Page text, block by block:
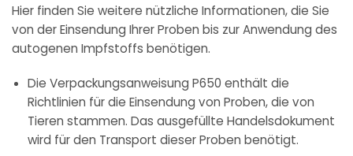
Hier finden Sie weitere nützliche Informationen, die Sie
von der Einsendung Ihrer Proben bis zur Anwendung des
autogenen Impfstoffs benötigen.
Die Verpackungsanweisung P650 enthält die
Richtlinien für die Einsendung von Proben, die von
Tieren stammen. Das ausgefüllte Handelsdokument
wird für den Transport dieser Proben benötigt.